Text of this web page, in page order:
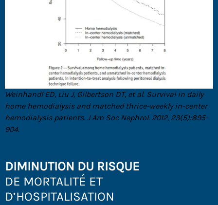
DIMINUTION DU RISQUE
DE MORTALITÉ ET
D’HOSPITALISATION
Weinhandl ED, Liu J, Gilbertson DT, et al. Survival in daily
home hemodialysis and matched thrice-weekly in-center
hemodialysis patients. J Am Soc Nephrol. 2012, 23(5):895-
904.